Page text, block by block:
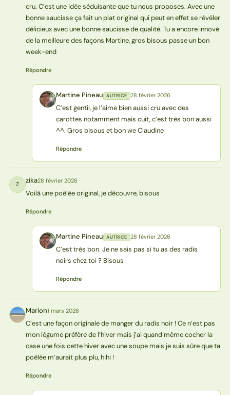
cru. C’est une idée séduisante que tu nous proposes. Avec une
bonne saucisse ça fait un plat original qui peut en effet se révéler
délicieux avec une bonne saucisse de qualité. Tu a encore innové
de la meilleure des façons Martine, gros bisous passe un bon
week-end
Répondre
MP Martine Pineau AUTRICE 28 février 2026
C’est gentil, je l’aime bien aussi cru avec des
carottes notamment mais cuit, c’est très bon aussi
^^. Gros bisous et bon we Claudine
Répondre
Z zika28 février 2026
Voilà une poêlée original, je découvre, bisous
Répondre
MP Martine Pineau AUTRICE 28 février 2026
C’est très bon. Je ne sais pas si tu as des radis
noirs chez toi ? Bisous
Répondre
M Marion1 mars 2026
C’est une façon originale de manger du radis noir ! Ce n’est pas
mon légume préfère de l’hiver mais j’ai quand même cocher la
case une fois cette hiver avec une soupe mais je suis sûre que ta
poêlée m’aurait plus plu, hihi !
Répondre